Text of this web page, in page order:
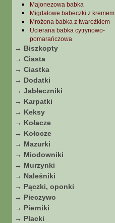
Majonezowa babka
Migdałowe babeczki z kremem
Mrożona babka z twarożkiem
Ucierana babka cytrynowo-
pomarańczowa
→ Biszkopty
→ Ciasta
→ Ciastka
→ Dodatki
→ Jabłeczniki
→ Karpatki
→ Keksy
→ Kołacze
→ Kołocze
→ Mazurki
→ Miodowniki
→ Murzynki
→ Naleśniki
→ Pączki, oponki
→ Pieczywo
→ Pierniki
→ Placki